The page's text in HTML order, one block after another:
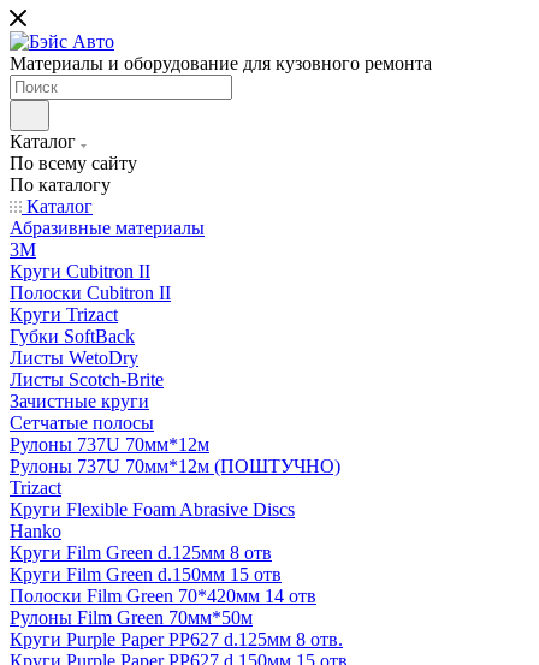
Материалы и оборудование для кузовного ремонта
Каталог
По всему сайту
По каталогу
Каталог
Абразивные материалы
3M
Круги Cubitron II
Полоски Cubitron II
Круги Trizact
Губки SoftBack
Листы WetoDry
Листы Scotch-Brite
Зачистные круги
Сетчатые полосы
Рулоны 737U 70мм*12м
Рулоны 737U 70мм*12м (ПОШТУЧНО)
Trizact
Круги Flexible Foam Abrasive Discs
Hanko
Круги Film Green d.125мм 8 отв
Круги Film Green d.150мм 15 отв
Полоски Film Green 70*420мм 14 отв
Рулоны Film Green 70мм*50м
Круги Purple Paper PP627 d.125мм 8 отв.
Круги Purple Paper PP627 d.150мм 15 отв.